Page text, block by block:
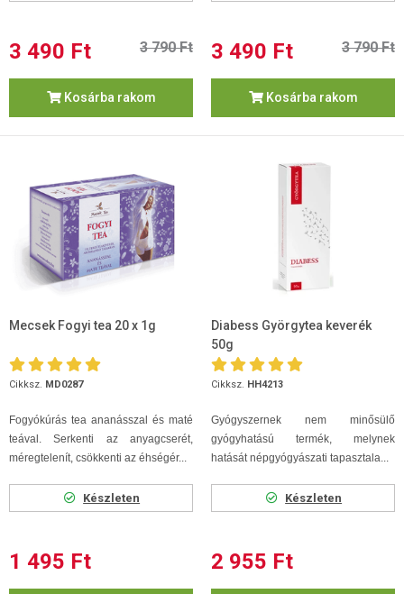
3 490 Ft 3 790 Ft
Kosárba rakom
3 490 Ft 3 790 Ft
Kosárba rakom
Mecsek Fogyi tea 20 x 1g
Cikksz. MD0287
Fogyókúrás tea ananásszal és maté
teával. Serkenti az anyagcserét,
méregtelenít, csökkenti az éhségér...
Készleten
1 495 Ft
Diabess Györgytea keverék
50g
Cikksz. HH4213
Gyógyszernek nem minősülő
gyógyhatású termék, melynek
hatását népgyógyászati tapasztala...
Készleten
2 955 Ft